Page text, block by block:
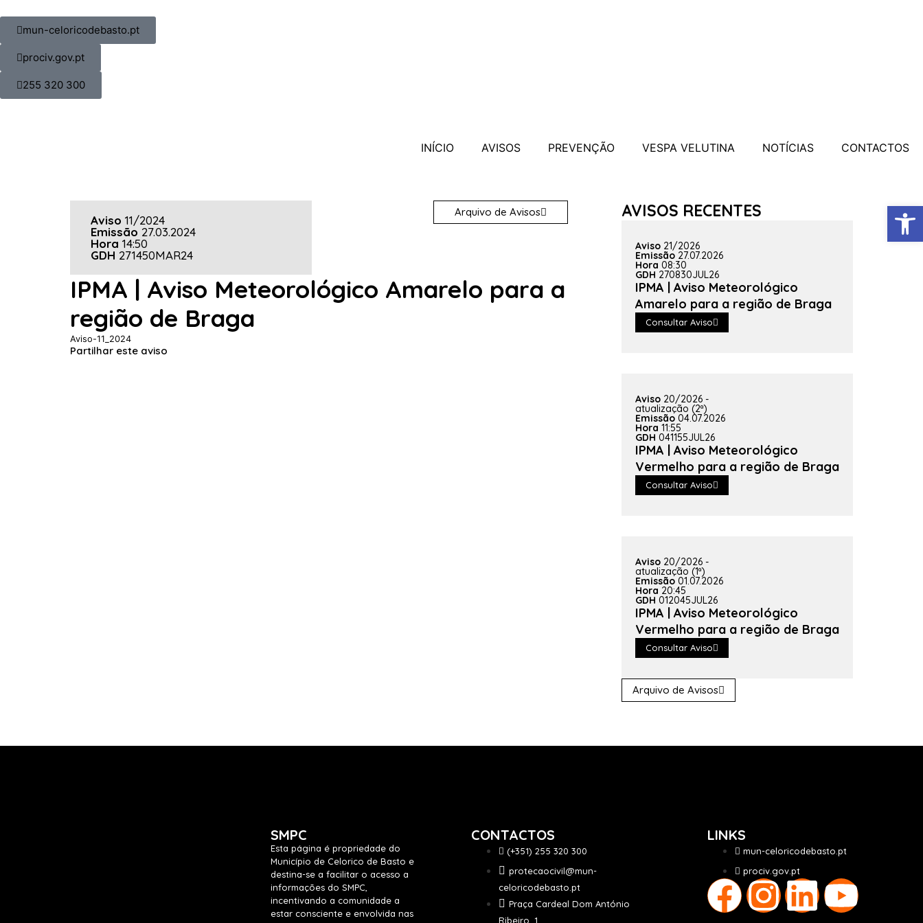
mun-celoricodebasto.pt
prociv.gov.pt
255 320 300
INÍCIO AVISOS PREVENÇÃO VESPA VELUTINA NOTÍCIAS CONTACTOS
Aviso 11/2024
Emissão 27.03.2024
Hora 14:50
GDH 271450MAR24
Arquivo de Avisos
IPMA | Aviso Meteorológico Amarelo para a
região de Braga
Aviso-11_2024
Partilhar este aviso
AVISOS RECENTES
Aviso21/2026
Emissão27.07.2026
Hora 08:30
GDH 270830JUL26
IPMA | Aviso Meteorológico
Amarelo para a região de Braga
Consultar Aviso
Aviso20/2026 -
atualização (2ª)
Emissão04.07.2026
Hora 11:55
GDH 041155JUL26
IPMA | Aviso Meteorológico
Vermelho para a região de Braga
Consultar Aviso
Aviso20/2026 -
atualização (1ª)
Emissão01.07.2026
Hora 20:45
GDH 012045JUL26
IPMA | Aviso Meteorológico
Vermelho para a região de Braga
Consultar Aviso
Arquivo de Avisos
SMPC
Esta página é propriedade do
Município de Celorico de Basto e
destina-se a facilitar o acesso a
informações do SMPC,
incentivando a comunidade a
estar consciente e envolvida nas
CONTACTOS
(+351) 255 320 300
protecaocivil@mun-
celoricodebasto.pt
Praça Cardeal Dom António
Ribeiro, 1
LINKS
mun-celoricodebasto.pt
prociv.gov.pt